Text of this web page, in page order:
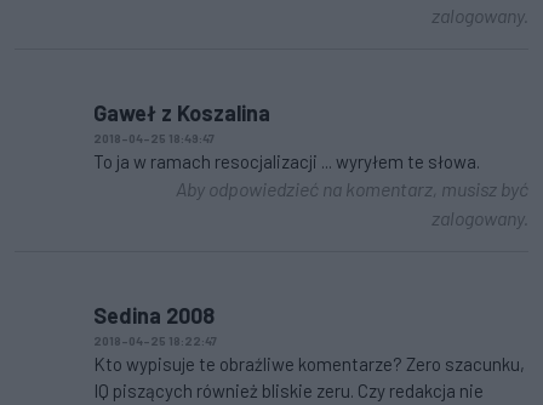
zalogowany.
Gaweł z Koszalina
2018-04-25 18:49:47
To ja w ramach resocjalizacji ... wyryłem te słowa.
Aby odpowiedzieć na komentarz, musisz być
zalogowany.
Sedina 2008
2018-04-25 18:22:47
Kto wypisuje te obraźliwe komentarze? Zero szacunku,
IQ piszących również bliskie zeru. Czy redakcja nie